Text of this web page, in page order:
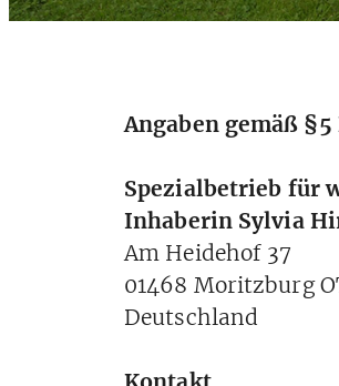
Angaben gemäß §5
Spezialbetrieb für
Inhaberin Sylvia
Am Heidehof 37
01468 Moritzburg
Deutschland